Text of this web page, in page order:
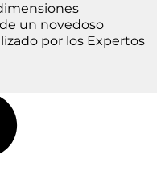
un novedoso
por los Expertos